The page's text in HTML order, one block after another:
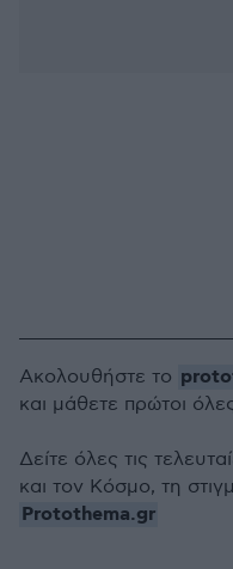
Ακολουθήστε το
και μάθετε πρώτοι
Δείτε όλες τις
και τον Κόσμο, τη
Protothema.gr